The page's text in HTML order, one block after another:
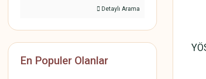
Detaylı Arama
En Populer Olanlar